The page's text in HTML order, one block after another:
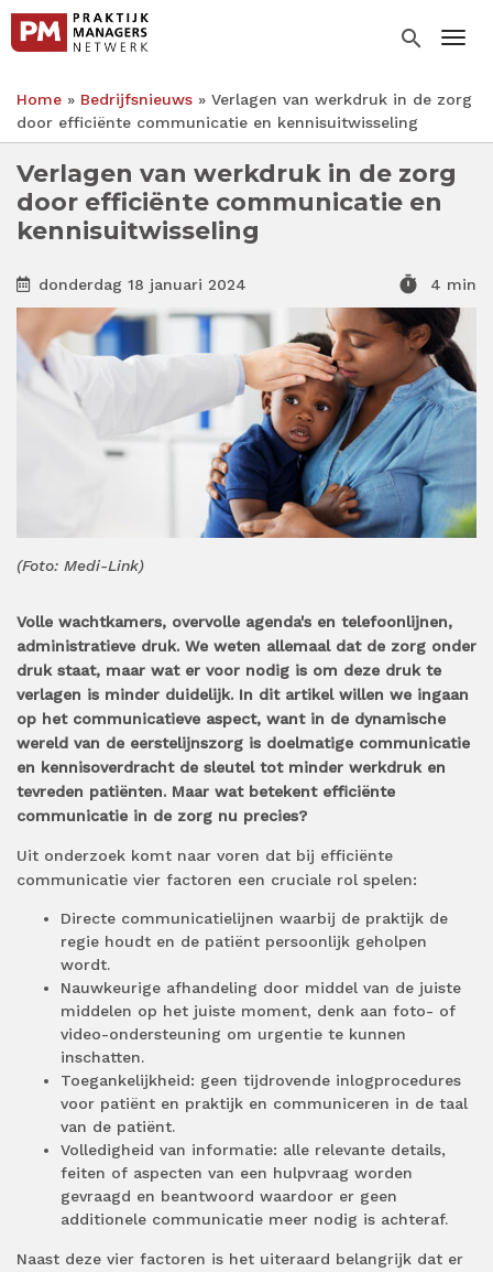
Overslaan
naar
inhoud
gaan
search
Kruimelpad
Home Bedrijfsnieuws
Verlagen van werkdruk in de zorg
door efficiënte communicatie en kennisuitwisseling
Verlagen van werkdruk in de zorg
door efficiënte communicatie en
kennisuitwisseling
donderdag 18 januari 2024 timer 4 min
(Foto: Medi-Link)
Volle wachtkamers, overvolle agenda's en telefoonlijnen,
administratieve druk. We weten allemaal dat de zorg onder
druk staat, maar wat er voor nodig is om deze druk te
verlagen is minder duidelijk. In dit artikel willen we ingaan
op het communicatieve aspect, want in de dynamische
wereld van de eerstelijnszorg is doelmatige communicatie
en kennisoverdracht de sleutel tot minder werkdruk en
tevreden patiënten. Maar wat betekent efficiënte
communicatie in de zorg nu precies?
Uit onderzoek komt naar voren dat bij efficiënte
communicatie vier factoren een cruciale rol spelen:
Directe communicatielijnen waarbij de praktijk de
regie houdt en de patiënt persoonlijk geholpen
wordt.
Nauwkeurige afhandeling door middel van de juiste
middelen op het juiste moment, denk aan foto- of
video-ondersteuning om urgentie te kunnen
inschatten.
Toegankelijkheid: geen tijdrovende inlogprocedures
voor patiënt en praktijk en communiceren in de taal
van de patiënt.
Volledigheid van informatie: alle relevante details,
feiten of aspecten van een hulpvraag worden
gevraagd en beantwoord waardoor er geen
additionele communicatie meer nodig is achteraf.
Naast deze vier factoren is het uiteraard belangrijk dat er